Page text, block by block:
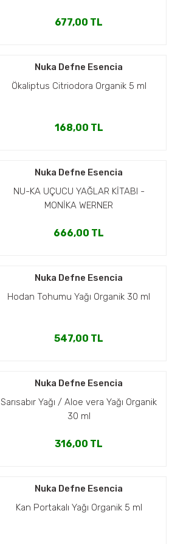
677,00 TL
Nuka Defne Esencia
Ökaliptus Citriodora Organik 5 ml
168,00 TL
Nuka Defne Esencia
NU-KA UÇUCU YAĞLAR KİTABI -
MONİKA WERNER
666,00 TL
Nuka Defne Esencia
Hodan Tohumu Yağı Organik 30 ml
547,00 TL
Nuka Defne Esencia
Sarısabır Yağı / Aloe vera Yağı Organik
30 ml
316,00 TL
Nuka Defne Esencia
Kan Portakalı Yağı Organik 5 ml